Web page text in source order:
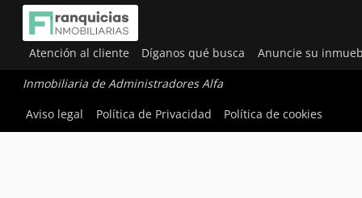
Atención al cliente Díganos qué busca Anuncie su
Inmobiliaria de Administradores Alfa
Aviso legal
Política de Privacidad Política de cookies